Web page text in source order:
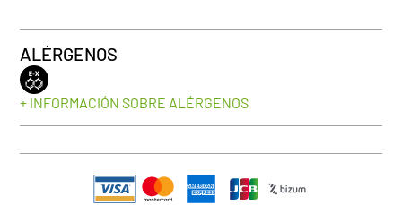
ALÉRGENOS
+ INFORMACIÓN SOBRE ALÉRGENOS